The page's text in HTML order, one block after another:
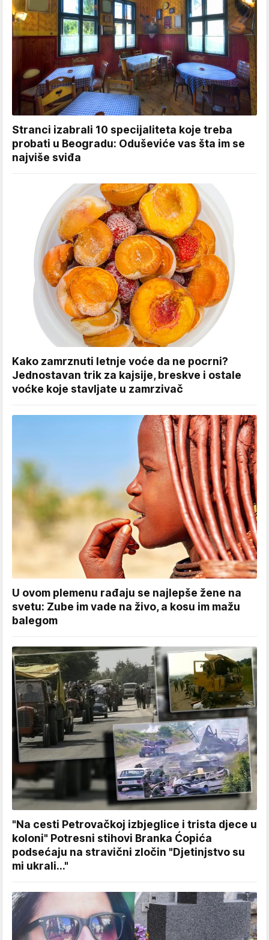
Stranci izabrali 10 specijaliteta koje treba
probati u Beogradu: Oduševiće vas šta im se
najviše sviđa
Kako zamrznuti letnje voće da ne pocrni?
Jednostavan trik za kajsije, breskve i ostale
voćke koje stavljate u zamrzivač
U ovom plemenu rađaju se najlepše žene na
svetu: Zube im vade na živo, a kosu im mažu
balegom
"Na cesti Petrovačkoj izbjeglice i trista djece u
koloni" Potresni stihovi Branka Ćopića
podsećaju na stravični zločin "Djetinjstvo su
mi ukrali..."